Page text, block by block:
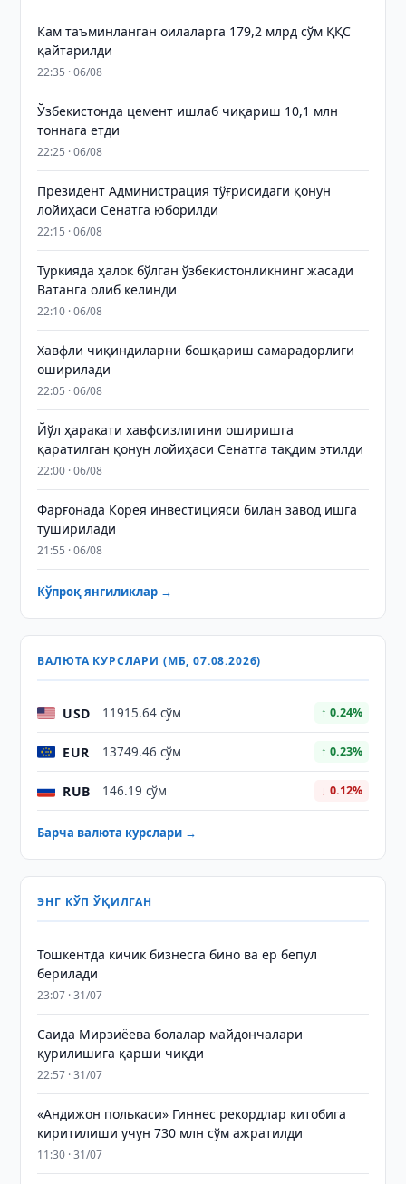
Кам таъминланган оилаларга 179,2 млрд сўм ҚҚС
қайтарилди
22:35 · 06/08
Ўзбекистонда цемент ишлаб чиқариш 10,1 млн
тоннага етди
22:25 · 06/08
Президент Администрация тўғрисидаги қонун
лойиҳаси Сенатга юборилди
22:15 · 06/08
Туркияда ҳалок бўлган ўзбекистонликнинг жасади
Ватанга олиб келинди
22:10 · 06/08
Хавфли чиқиндиларни бошқариш самарадорлиги
оширилади
22:05 · 06/08
Йўл ҳаракати хавфсизлигини оширишга
қаратилган қонун лойиҳаси Сенатга тақдим этилди
22:00 · 06/08
Фарғонада Корея инвестицияси билан завод ишга
туширилади
21:55 · 06/08
Кўпроқ янгиликлар →
ВАЛЮТА КУРСЛАРИ (МБ, 07.08.2026)
USD 11915.64 сўм ↑ 0.24%
EUR 13749.46 сўм ↑ 0.23%
RUB 146.19 сўм ↓ 0.12%
Барча валюта курслари →
ЭНГ КЎП ЎҚИЛГАН
Тошкентда кичик бизнесга бино ва ер бепул
берилади
23:07 · 31/07
Саида Мирзиёева болалар майдончалари
қурилишига қарши чиқди
22:57 · 31/07
«Андижон полькаси» Гиннес рекордлар китобига
киритилиши учун 730 млн сўм ажратилди
11:30 · 31/07